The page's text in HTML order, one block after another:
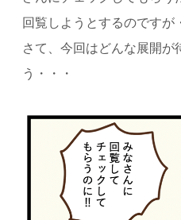
回覧しようとするのですが
さて、今回はどんな展開が
う・・・